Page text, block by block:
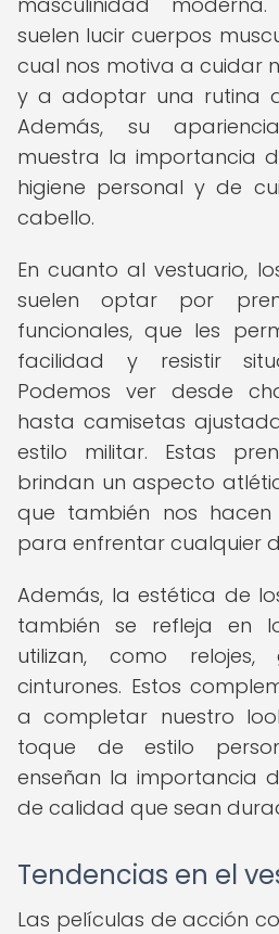
suelen lucir cuerpos
cual nos motiva a cuidar
y a adoptar una rutina
Además, su
muestra la importancia
higiene personal y de
cabello.
En cuanto al vestuario,
suelen optar por
funcionales, que les
facilidad y resistir
Podemos ver desde
hasta camisetas
estilo militar. Estas
brindan un aspecto
que también nos
para enfrentar cualquier
Además, la estética de
también se refleja en
utilizan, como
cinturones. Estos
a completar nuestro
toque de estilo
enseñan la importancia
de calidad que sean
Tendencias en el
Las películas de acción